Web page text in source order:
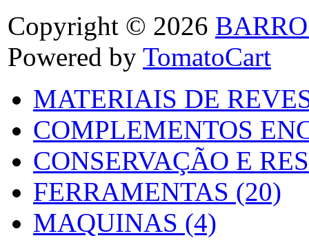
Copyright © 2026
Powered by TomatoCart
MATERIAIS DE
COMPLEMENTOS
CONSERVAÇÃO E
FERRAMENTAS (20)
MAQUINAS (4)